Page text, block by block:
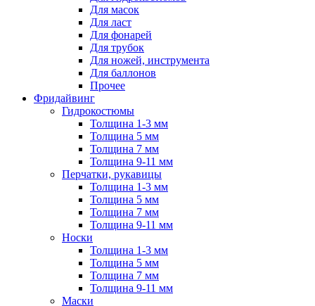
Для масок
Для ласт
Для фонарей
Для трубок
Для ножей, инструмента
Для баллонов
Прочее
Фридайвинг
Гидрокостюмы
Толщина 1-3 мм
Толщина 5 мм
Толщина 7 мм
Толщина 9-11 мм
Перчатки, рукавицы
Толщина 1-3 мм
Толщина 5 мм
Толщина 7 мм
Толщина 9-11 мм
Носки
Толщина 1-3 мм
Толщина 5 мм
Толщина 7 мм
Толщина 9-11 мм
Маски